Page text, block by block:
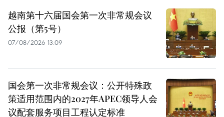
越南第十六届国会第一次非常规会议
公报（第5号）
07/08/2026 13:09
国会第一次非常规会议：公开特殊政
策适用范围内的2027年APEC领导人会
议配套服务项目工程认定标准